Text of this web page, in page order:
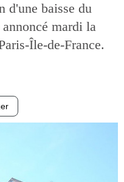
d'une baisse du
mardi la
Île-de-France.